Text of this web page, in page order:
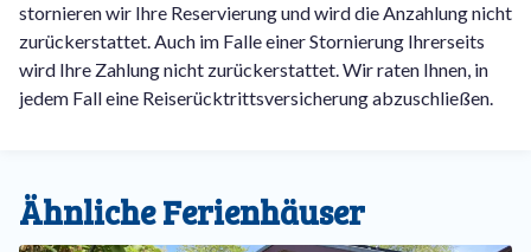
stornieren wir Ihre Reservierung und wird die Anzahlung nicht
zurückerstattet. Auch im Falle einer Stornierung Ihrerseits
wird Ihre Zahlung nicht zurückerstattet. Wir raten Ihnen, in
jedem Fall eine Reiserücktrittsversicherung abzuschließen.
Ähnliche Ferienhäuser